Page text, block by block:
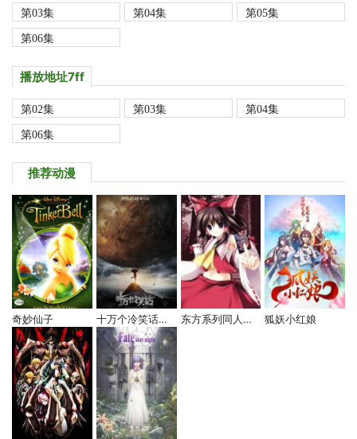
第03集
第04集
第05集
第06集
播放地址7ff
第02集 第03集
第04集
第06集
推荐动漫
奇妙仙子 十万个冷笑话电影版 东方系列同人动画 狐妖小红娘